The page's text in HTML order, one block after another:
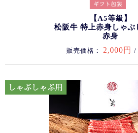
【A5等級】
松阪牛 特上赤身しゃぶ
赤身
販売価格： 2,000円 /